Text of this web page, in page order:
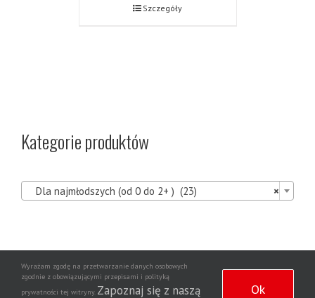
Szczegóły
Kategorie produktów
×
Dla najmłodszych (od 0 do 2+ ) (23)
Copyright 2020 | Wszelkie prawa zastrzeżone | Wdrożenie strony
Wyrażam zgodę na przetwarzanie danych osobowych
zgodnie z obowiązującymi przepisami i polityką
prywatności tej witryny. Zapoznaj się z naszą Ok